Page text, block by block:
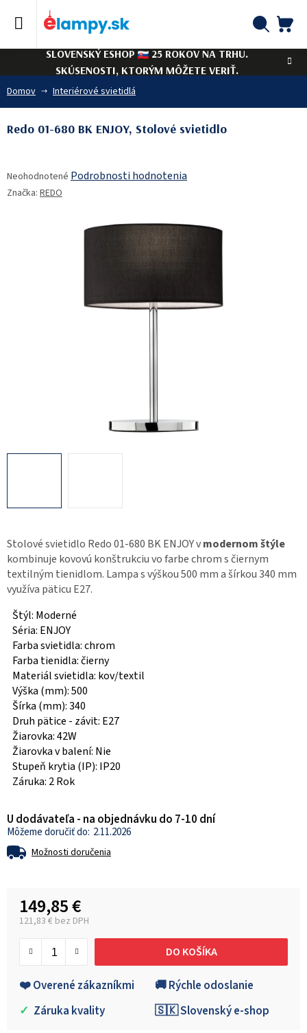
SLOVENSKÝ ESHOP
25 ROKOV NA TRHU.
SKÚSENOSTI, KTORÝM MÔŽETE VERIŤ.
Domov Interiérové svietidlá
Stolové svietidlo Redo 01-680 BK ENJOY vmodernom štýle
kombinuje kovovú konštrukciu vo farbe chrom s čiernym
textilným tienidlom. Lampa s výškou 500 mm a šírkou 340 mm
využíva päticu E27.
Štýl: Moderné
Séria: ENJOY
Farba svietidla: chrom
Farba tienidla: čierny
Materiál svietidla: kov/textil
Výška (mm): 500
Šírka (mm): 340
Druh pätice - závit: E27
Žiarovka: 42W
Žiarovka v balení: Nie
Stupeň krytia (IP): IP20
Záruka: 2 Rok
U dodávateľa - na objednávku do 7-10 dní
2.11.2026
Možnosti doručenia
149,85 €
121,83 € bez DPH
DO KOŠÍKA
❤️ Overené zákazníkmi
🚚 Rýchle odoslanie
✓ Záruka kvality 🇸🇰 Slovenský e-shop
Redo 01-680 BK ENJOY, Stolové svietidlo
hodnotenie
produktu
Neohodnotené Podrobnosti hodnotenia
Značka: REDO